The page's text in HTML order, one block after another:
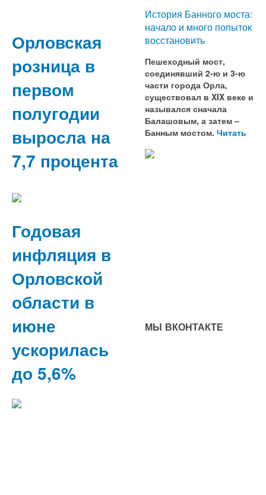
Орловская
розница в
первом
полугодии
выросла на
7,7 процента
Годовая
инфляция в
Орловской
области в
июне
ускорилась
до 5,6%
История Банного моста:
начало и много попыток
восстановить
Пешеходный мост,
соединявший 2-ю и 3-ю
части города Орла,
существовал в XIX веке и
назывался сначала
Балашовым, а затем –
Банным мостом. Читать
МЫ ВКОНТАКТЕ